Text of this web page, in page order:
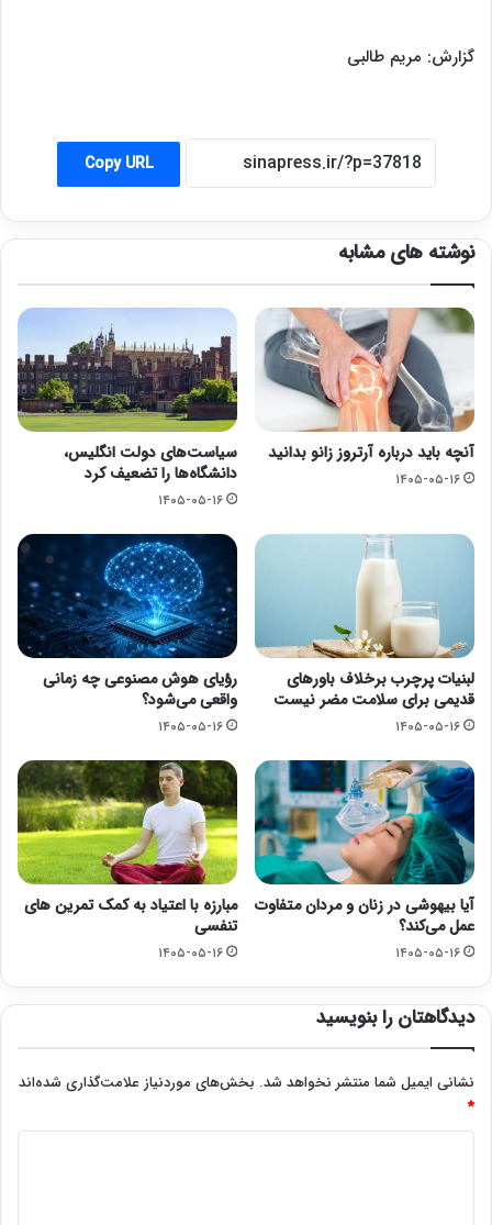
گزارش: مریم طالبی
Copy URL
نوشته های مشابه
آنچه باید درباره آرتروز زانو بدانید
۱۴۰۵-۰۵-۱۶
سیاست‌های دولت انگلیس،
دانشگاه‌ها را تضعیف کرد
۱۴۰۵-۰۵-۱۶
لبنیات پرچرب برخلاف باورهای
قدیمی برای سلامت مضر نیست
۱۴۰۵-۰۵-۱۶
رؤیای هوش مصنوعی چه زمانی
واقعی می‌شود؟
۱۴۰۵-۰۵-۱۶
آیا بیهوشی در زنان و مردان متفاوت
عمل می‌کند؟
۱۴۰۵-۰۵-۱۶
مبارزه با اعتیاد به کمک تمرین های
تنفسی
۱۴۰۵-۰۵-۱۶
دیدگاهتان را بنویسید
نشانی ایمیل شما منتشر نخواهد شد. بخش‌های موردنیاز علامت‌گذاری شده‌اند
*